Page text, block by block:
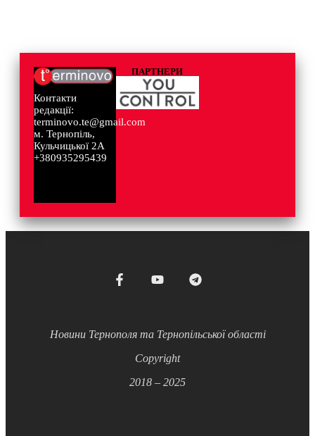
Контакти
редакції:
terminovo.te@gmail.com
м. Тернопіль,
Кульчицької 2А
+380935295439
ПАРТНЕРИ
Новини Тернополя та Тернопільської області
Copyright
2018 – 2025